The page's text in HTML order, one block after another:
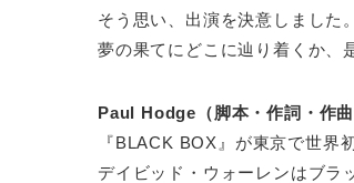
そう思い、出演を決意しました。
夢の果てにどこに辿り着くか、
Paul Hodge（脚本・作詞・作曲
『BLACK BOX』が東京で世界
デイビッド・ウォーレンはブラ